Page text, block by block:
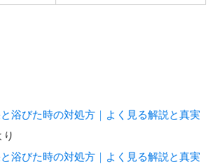
浴びた時の対処方｜よく見る解説と真実
り
浴びた時の対処方｜よく見る解説と真実